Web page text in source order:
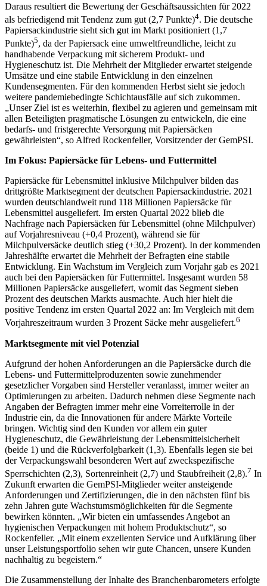
Daraus resultiert die Bewertung der Geschäftsaussichten für 2022
als befriedigend mit Tendenz zum gut (2,7 Punkte)4. Die deutsche
Papiersackindustrie sieht sich gut im Markt positioniert (1,7
Punkte)5, da der Papiersack eine umweltfreundliche, leicht zu
handhabende Verpackung mit sicherem Produkt- und
Hygieneschutz ist. Die Mehrheit der Mitglieder erwartet steigende
Umsätze und eine stabile Entwicklung in den einzelnen
Kundensegmenten. Für den kommenden Herbst sieht sie jedoch
weitere pandemiebedingte Schichtausfälle auf sich zukommen.
„Unser Ziel ist es weiterhin, flexibel zu agieren und gemeinsam mit
allen Beteiligten pragmatische Lösungen zu entwickeln, die eine
bedarfs- und fristgerechte Versorgung mit Papiersäcken
gewährleisten“, so Alfred Rockenfeller, Vorsitzender der GemPSI.
Im Fokus: Papiersäcke für Lebens- und Futtermittel
Papiersäcke für Lebensmittel inklusive Milchpulver bilden das
drittgrößte Marktsegment der deutschen Papiersackindustrie. 2021
wurden deutschlandweit rund 118 Millionen Papiersäcke für
Lebensmittel ausgeliefert. Im ersten Quartal 2022 blieb die
Nachfrage nach Papiersäcken für Lebensmittel (ohne Milchpulver)
auf Vorjahresniveau (+0,4 Prozent), während sie für
Milchpulversäcke deutlich stieg (+30,2 Prozent). In der kommenden
Jahreshälfte erwartet die Mehrheit der Befragten eine stabile
Entwicklung. Ein Wachstum im Vergleich zum Vorjahr gab es 2021
auch bei den Papiersäcken für Futtermittel. Insgesamt wurden 58
Millionen Papiersäcke ausgeliefert, womit das Segment sieben
Prozent des deutschen Markts ausmachte. Auch hier hielt die
positive Tendenz im ersten Quartal 2022 an: Im Vergleich mit dem
Vorjahreszeitraum wurden 3 Prozent Säcke mehr ausgeliefert.6
Marktsegmente mit viel Potenzial
Aufgrund der hohen Anforderungen an die Papiersäcke durch die
Lebens- und Futtermittelproduzenten sowie zunehmender
gesetzlicher Vorgaben sind Hersteller veranlasst, immer weiter an
Optimierungen zu arbeiten. Dadurch nehmen diese Segmente nach
Angaben der Befragten immer mehr eine Vorreiterrolle in der
Industrie ein, da die Innovationen für andere Märkte Vorteile
bringen. Wichtig sind den Kunden vor allem ein guter
Hygieneschutz, die Gewährleistung der Lebensmittelsicherheit
(beide 1) und die Rückverfolgbarkeit (1,3). Ebenfalls legen sie bei
der Verpackungswahl besonderen Wert auf zweckspezifische
Sperrschichten (2,3), Sortenreinheit (2,7) und Staubfreiheit (2,8).7 In
Zukunft erwarten die GemPSI-Mitglieder weiter ansteigende
Anforderungen und Zertifizierungen, die in den nächsten fünf bis
zehn Jahren gute Wachstumsmöglichkeiten für die Segmente
bewirken könnten. „Wir bieten ein umfassendes Angebot an
hygienischen Verpackungen mit hohem Produktschutz“, so
Rockenfeller. „Mit einem exzellenten Service und Aufklärung über
unser Leistungsportfolio sehen wir gute Chancen, unsere Kunden
nachhaltig zu begeistern.“
Die Zusammenstellung der Inhalte des Branchenbarometers erfolgte